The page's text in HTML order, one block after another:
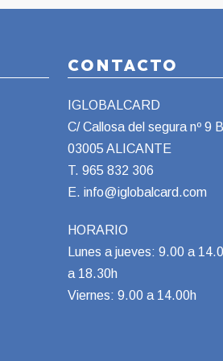
CONTACTO
IGLOBALCARD
C/ Callosa del segura nº 9
03005 ALICANTE
T.965 832 306
E.info@iglobalcard.com
HORARIO
Lunes a jueves: 9.00 a
a 18.30h
Viernes: 9.00 a 14.00h